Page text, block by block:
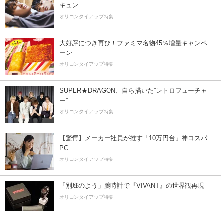
キュン
オリコンタイアップ特集
大好評につき再び！ファミマ名物45％増量キャンペ
ーン
オリコンタイアップ特集
SUPER★DRAGON、自ら描いた”レトロフューチャ
ー”
オリコンタイアップ特集
【驚愕】メーカー社員が推す「10万円台」神コスパ
PC
オリコンタイアップ特集
「別班のよう」腕時計で『VIVANT』の世界観再現
オリコンタイアップ特集